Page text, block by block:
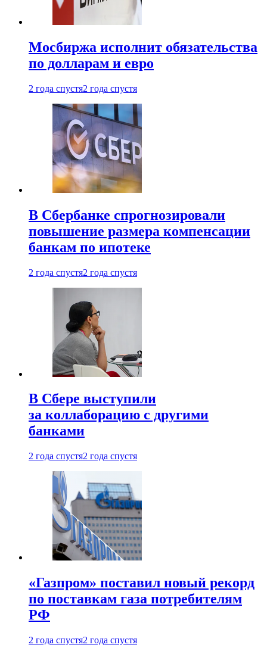
Мосбиржа исполнит обязательства
по долларам и евро
2 года спустя2 года спустя
В Сбербанке спрогнозировали
повышение размера компенсации
банкам по ипотеке
2 года спустя2 года спустя
В Сбере выступили
за коллаборацию с другими
банками
2 года спустя2 года спустя
«Газпром» поставил новый рекорд
по поставкам газа потребителям
РФ
2 года спустя2 года спустя